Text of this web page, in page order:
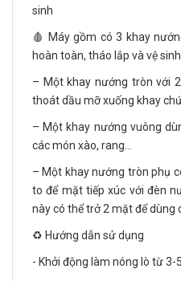
sinh
🩸 Máy gồm có 3 khay
hoàn toàn, tháo lắp và vệ
– Một khay nướng tròn với
thoát dầu mỡ xuống khay
– Một khay nướng vuông
các món xào, rang…
– Một khay nướng tròn phụ
to để mặt tiếp xúc với đèn
này có thể trở 2 mặt để dùng
♻️ Hướng dẫn sử dụng
- Khởi động làm nóng lò từ